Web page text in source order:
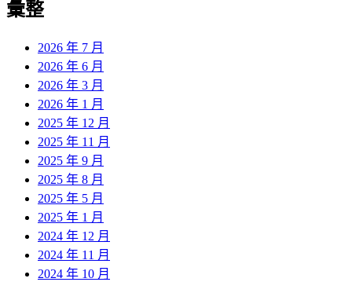
彙整
2026 年 7 月
2026 年 6 月
2026 年 3 月
2026 年 1 月
2025 年 12 月
2025 年 11 月
2025 年 9 月
2025 年 8 月
2025 年 5 月
2025 年 1 月
2024 年 12 月
2024 年 11 月
2024 年 10 月